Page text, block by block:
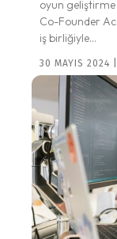
oyun
Co-Founder
iş birliğiyle...
30 MAYIS 2024 |